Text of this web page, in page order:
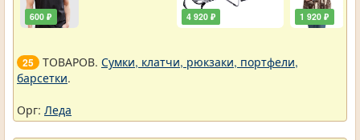
600 ₽ 4 920 ₽ 1 920 ₽
25 ТОВАРОВ. Сумки, клатчи, рюкзаки, портфели,
барсетки.
Орг: Леда